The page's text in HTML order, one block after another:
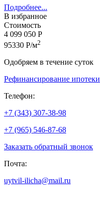
Подробнее...
В избранное
Стоимость
4 099 050 Р
95330 Р/м2
Одобряем в течение суток
Рефинансирование ипотеки
Телефон:
+7 (343) 307-38-98
+7 (965) 546-87-68
Заказать обратный звонок
Почта:
uytvil-ilicha@mail.ru